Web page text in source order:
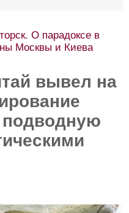
поможет
ударов РФ,
Итоги
вывел на